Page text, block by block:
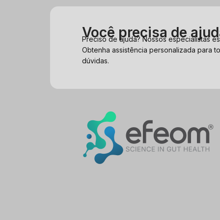
Você precisa de
Preciso de ajuda? Nossos especialistas
Obtenha assistência personalizada para
dúvidas.